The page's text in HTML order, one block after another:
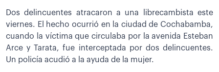
Dos delincuentes atracaron a una librecambista este
viernes. El hecho ocurrió en la ciudad de Cochabamba,
cuando la víctima que circulaba por la avenida Esteban
Arce y Tarata, fue interceptada por dos delincuentes.
Un policía acudió a la ayuda de la mujer.